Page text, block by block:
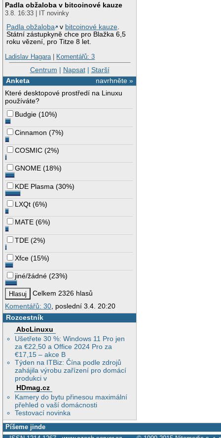
Padla obžaloba v bitcoinové kauze
3.8. 16:33 | IT novinky
Padla obžaloba
v bitcoinové kauze.
Státní zástupkyně chce pro Blažka 6,5
roku vězení, pro Titze 8 let.
Ladislav Hagara| Komentářů: 3
Centrum | Napsat| Starší
navrhněte »
Anketa
Které desktopové prostředí na Linuxu
používáte?
Budgie (10%)
Cinnamon (7%)
COSMIC (2%)
GNOME (18%)
KDE Plasma (30%)
LXQt (6%)
MATE (6%)
TDE (2%)
Xfce (15%)
jiné/žádné (23%)
Celkem 2326 hlasů
Komentářů: 30 , poslední 3.4. 20:20
Rozcestník
AbcLinuxu
Ušetřete 30 %: Windows 11 Pro jen
za €22,50 a Office 2024 Pro za
€17,15 – akce B
Týden na ITBiz: Čína podle zdrojů
zahájila výrobu zařízení pro domácí
produkci v
HDmag.cz
Kamery do bytu přinesou maximální
přehled o vaší domácnosti
Testovací novinka
Píšeme jinde